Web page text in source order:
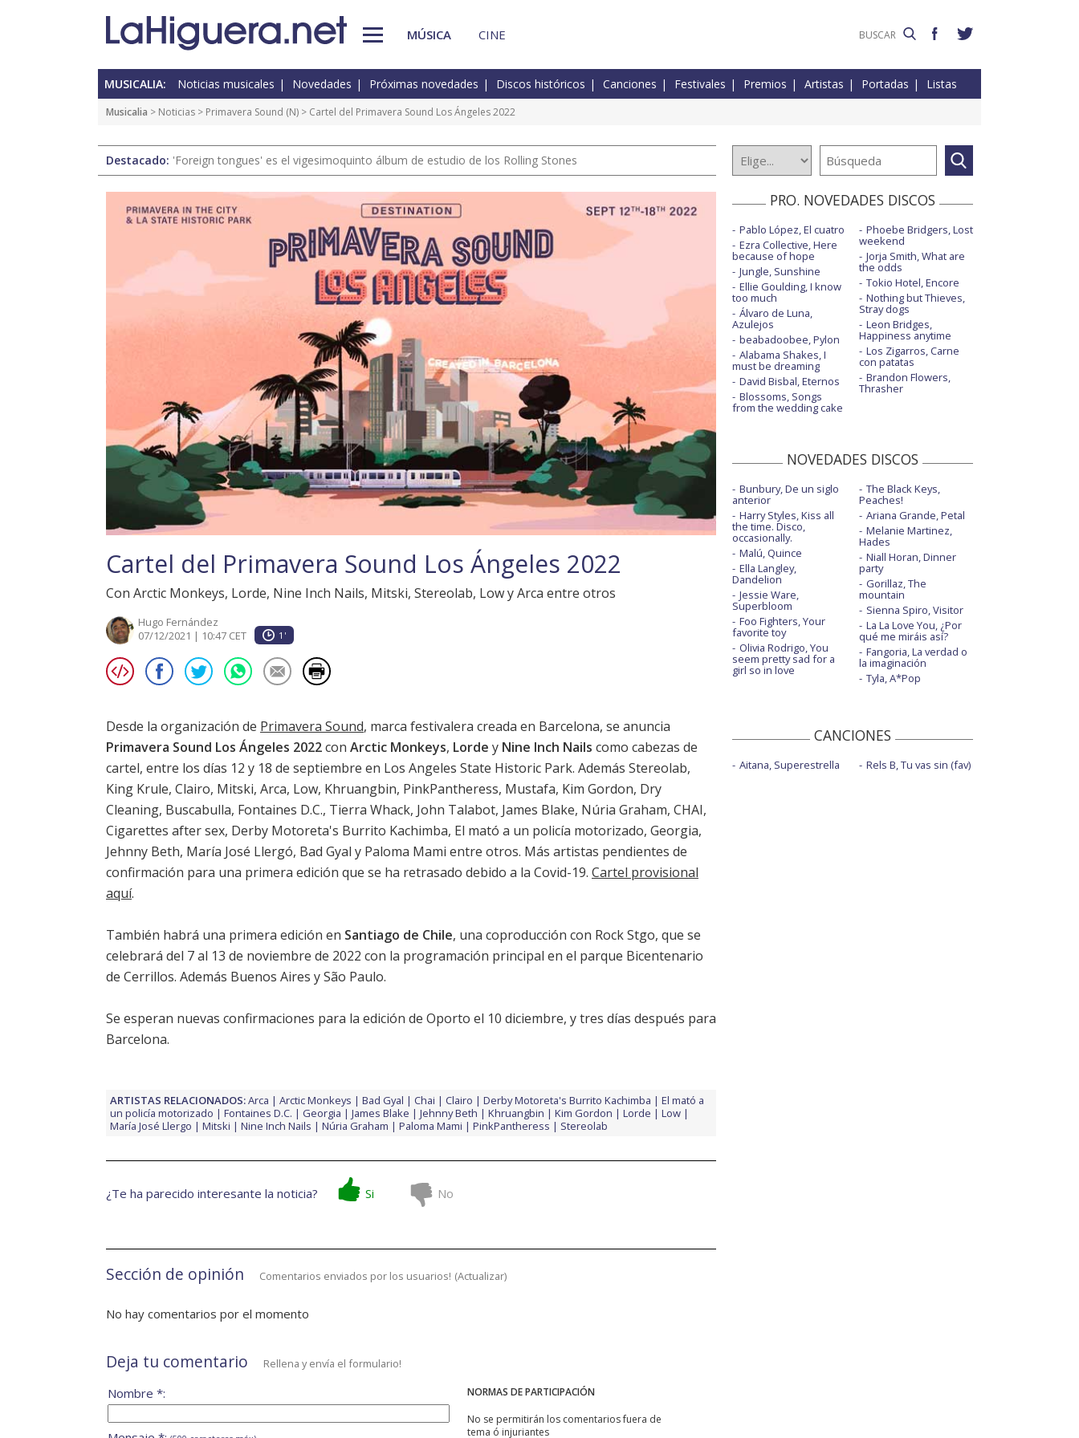
MÚSICA CINE
MUSICALIA: Noticias musicales Novedades Próximas novedades Discos históricos Canciones Festivales Premios Artistas Portadas Listas
Musicalia > Noticias > Primavera Sound (N) > Cartel del Primavera Sound Los Ángeles 2022
Destacado: 'Foreign tongues' es el vigesimoquinto álbum de estudio de los Rolling Stones
Cartel del Primavera Sound Los Ángeles 2022
Con Arctic Monkeys, Lorde, Nine Inch Nails, Mitski, Stereolab, Low y Arca entre otros
Hugo Fernández
07/12/2021 | 10:47 CET
1'
Desde la organización de Primavera Sound, marca festivalera creada en Barcelona, se anuncia
Primavera Sound Los Ángeles 2022con Arctic Monkeys, Lorde y Nine Inch Nails como cabezas de
cartel, entre los días 12 y 18 de septiembre en Los Angeles State Historic Park. Además Stereolab,
King Krule, Clairo, Mitski, Arca, Low, Khruangbin, PinkPantheress, Mustafa, Kim Gordon, Dry
Cleaning, Buscabulla, Fontaines D.C., Tierra Whack, John Talabot, James Blake, Núria Graham, CHAI,
Cigarettes after sex, Derby Motoreta's Burrito Kachimba, El mató a un policía motorizado, Georgia,
Jehnny Beth, María José Llergó, Bad Gyal y Paloma Mami entre otros. Más artistas pendientes de
confirmación para una primera edición que se ha retrasado debido a la Covid-19. Cartel provisional
aquí.
También habrá una primera edición en Santiago de Chile, una coproducción con Rock Stgo, que se
celebrará del 7 al 13 de noviembre de 2022 con la programación principal en el parque Bicentenario
de Cerrillos. Además Buenos Aires y São Paulo.
Se esperan nuevas confirmaciones para la edición de Oporto el 10 diciembre, y tres días después para
Barcelona.
ARTISTAS RELACIONADOS:Arca Arctic Monkeys Bad Gyal Chai Clairo Derby Motoreta's Burrito Kachimba
El mató a
un policía motorizado
Fontaines D.C. Georgia James Blake Jehnny Beth Khruangbin Kim Gordon Lorde
Low
María José Llergo
Mitski Nine Inch Nails Núria Graham Paloma Mami PinkPantheress Stereolab
¿Te ha parecido interesante la noticia? Si No
Sección de opinión Comentarios enviados por los usuarios! (Actualizar)
No hay comentarios por el momento
Deja tu comentario Rellena y envía el formulario!
NORMAS DE PARTICIPACIÓN
No se permitirán los comentarios fuera de
tema ó injuriantes
Nombre *:
PRO. NOVEDADES DISCOS
Pablo López, El cuatro
Ezra Collective, Here
because of hope
Jungle, Sunshine
Ellie Goulding, I know
too much
Álvaro de Luna,
Azulejos
beabadoobee, Pylon
Alabama Shakes, I
must be dreaming
David Bisbal, Eternos
Blossoms, Songs
from the wedding cake
Phoebe Bridgers, Lost
weekend
Jorja Smith, What are
the odds
Tokio Hotel, Encore
Nothing but Thieves,
Stray dogs
Leon Bridges,
Happiness anytime
Los Zigarros, Carne
con patatas
Brandon Flowers,
Thrasher
NOVEDADES DISCOS
Bunbury, De un siglo
anterior
Harry Styles, Kiss all
the time. Disco,
occasionally.
Malú, Quince
Ella Langley,
Dandelion
Jessie Ware,
Superbloom
Foo Fighters, Your
favorite toy
Olivia Rodrigo, You
seem pretty sad for a
girl so in love
The Black Keys,
Peaches!
Ariana Grande, Petal
Melanie Martinez,
Hades
Niall Horan, Dinner
party
Gorillaz, The
mountain
Sienna Spiro, Visitor
La La Love You, ¿Por
qué me miráis así?
Fangoria, La verdad o
la imaginación
Tyla, A*Pop
CANCIONES
Aitana, Superestrella Rels B, Tu vas sin (fav)